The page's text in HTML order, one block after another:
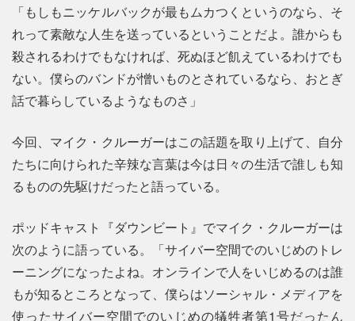
「もしもニッケルバックが最もムカつくというのなら、そ
れって素敵な人生を送っているということだよ。誰からも
殺されるわけでもなければ、死ぬほど飢えているわけでも
ない。僕らのバンドが憎いものとされているなら、おとぎ
話で暮らしているようなものさ」
今回、マイク・クルーガーはこの話題を取り上げて、自分
たちに向けられた辛辣な言葉は今は日々の生活で誰しも知
るものの先駆けだったと語っている。
ポッドキャスト『ダウンビート』でマイク・クルーガーは
次のように語っている。「サイバー空間でのいじめのトレ
ーニングになったよね。オンラインで人をいじめるのは誰
もが知るところとなって、僕らはソーシャル・メディアを
使ったサイバー空間でのいじめの犠牲者第1号だったん